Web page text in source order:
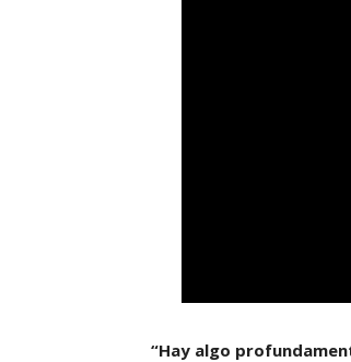
“Hay algo